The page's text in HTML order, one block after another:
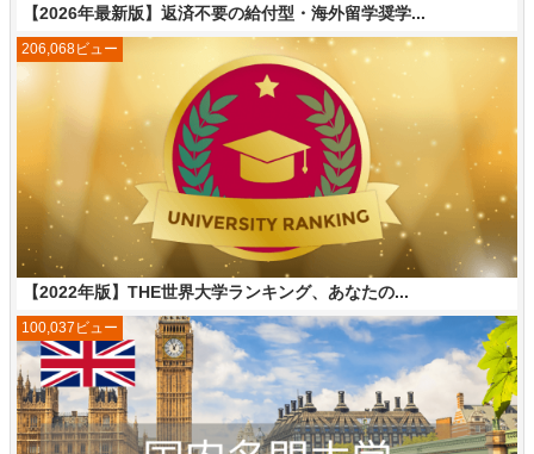
【2026年最新版】返済不要の給付型・海外留学奨学...
【2022年版】THE世界大学ランキング、あなたの...
206,068ビュー
100,037ビュー